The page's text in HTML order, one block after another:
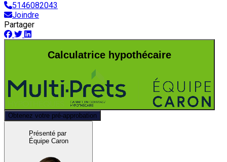
5146082043
Joindre
Partager
Calculatrice hypothécaire
Obtenez votre pré-approbation
Présenté par
Équipe Caron